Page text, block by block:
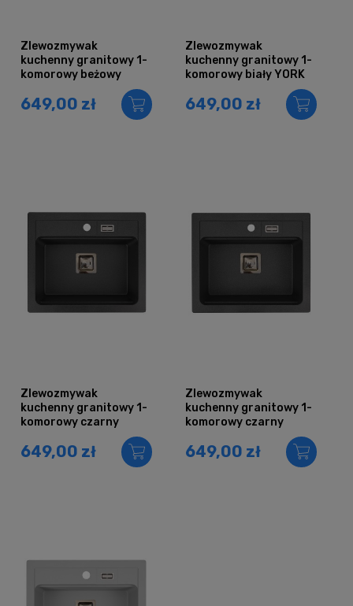
Zlewozmywak
kuchenny granitowy 1-
komorowy beżowy
649,00 zł
Zlewozmywak
kuchenny granitowy 1-
komorowy biały YORK
649,00 zł
Zlewozmywak
kuchenny granitowy 1-
komorowy czarny
649,00 zł
Zlewozmywak
kuchenny granitowy 1-
komorowy czarny
649,00 zł